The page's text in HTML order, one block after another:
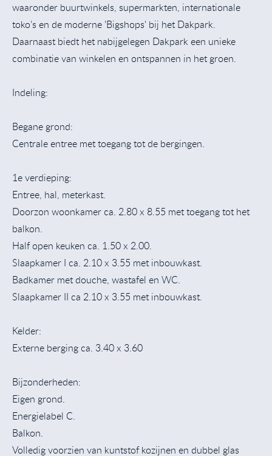
waaronder buurtwinkels, supermarkten, internationale
toko’s en de moderne 'Bigshops' bij het Dakpark.
Daarnaast biedt het nabijgelegen Dakpark een unieke
combinatie van winkelen en ontspannen in het groen.
Indeling:
Begane grond:
Centrale entree met toegang tot de bergingen.
1e verdieping:
Entree, hal, meterkast.
Doorzon woonkamer ca. 2.80 x 8.55 met toegang tot het
balkon.
Half open keuken ca. 1.50 x 2.00.
Slaapkamer I ca. 2.10 x 3.55 met inbouwkast.
Badkamer met douche, wastafel en WC.
Slaapkamer II ca 2.10 x 3.55 met inbouwkast.
Kelder:
Externe berging ca. 3.40 x 3.60
Bijzonderheden:
Eigen grond.
Energielabel C.
Balkon.
Volledig voorzien van kuntstof kozijnen en dubbel glas